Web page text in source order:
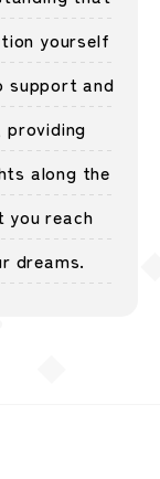
yourself
support and
providing
along the
you reach
dreams.